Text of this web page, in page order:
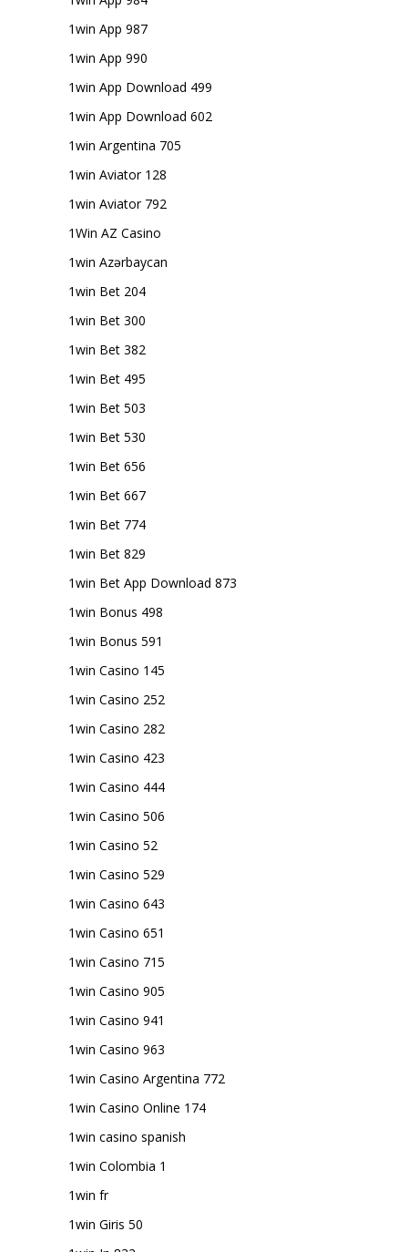
1win App 987
1win App 990
1win App Download 499
1win App Download 602
1win Argentina 705
1win Aviator 128
1win Aviator 792
1Win AZ Casino
1win Azərbaycan
1win Bet 204
1win Bet 300
1win Bet 382
1win Bet 495
1win Bet 503
1win Bet 530
1win Bet 656
1win Bet 667
1win Bet 774
1win Bet 829
1win Bet App Download 873
1win Bonus 498
1win Bonus 591
1win Casino 145
1win Casino 252
1win Casino 282
1win Casino 423
1win Casino 444
1win Casino 506
1win Casino 52
1win Casino 529
1win Casino 643
1win Casino 651
1win Casino 715
1win Casino 905
1win Casino 941
1win Casino 963
1win Casino Argentina 772
1win Casino Online 174
1win casino spanish
1win Colombia 1
1win fr
1win Giris 50